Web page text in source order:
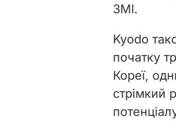
ЗМІ.
Kyodo
початку
Кореї,
стрімкий